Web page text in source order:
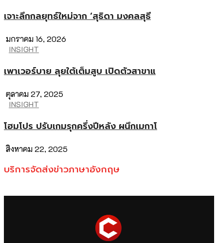
เจาะลึกกลยุทธ์ใหม่จาก ‘สุธิดา มงคลสุธี
มกราคม 16, 2026
INSIGHT
เพาเวอร์บาย ลุยใต้เต็มสูบ เปิดตัวสาขาแ
ตุลาคม 27, 2025
INSIGHT
โฮมโปร ปรับเกมรุกครึ่งปีหลัง ผนึกเมกาโ
สิงหาคม 22, 2025
บริการจัดส่งข่าวภาษาอังกฤษ